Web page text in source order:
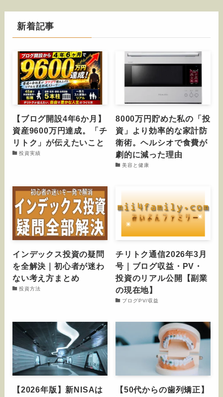
新着記事
【ブログ開設4年6か月】
資産9600万円達成。「チ
リトク」が伝えたいこと
投資実績
8000万円貯めた私の「投
資」より効率的な家計防
衛術。ヘルシオで食費が
劇的に減った理由
美容と健康
インデックス投資の疑問
を全解決｜初心者が迷わ
ない考え方まとめ
投資方法
チリトク通信2026年3月
号｜ブログ収益・PV・
投資のリアル公開【副業
の現在地】
ブログPV/収益
【2026年版】新NISAは
【50代からの歯列矯正】